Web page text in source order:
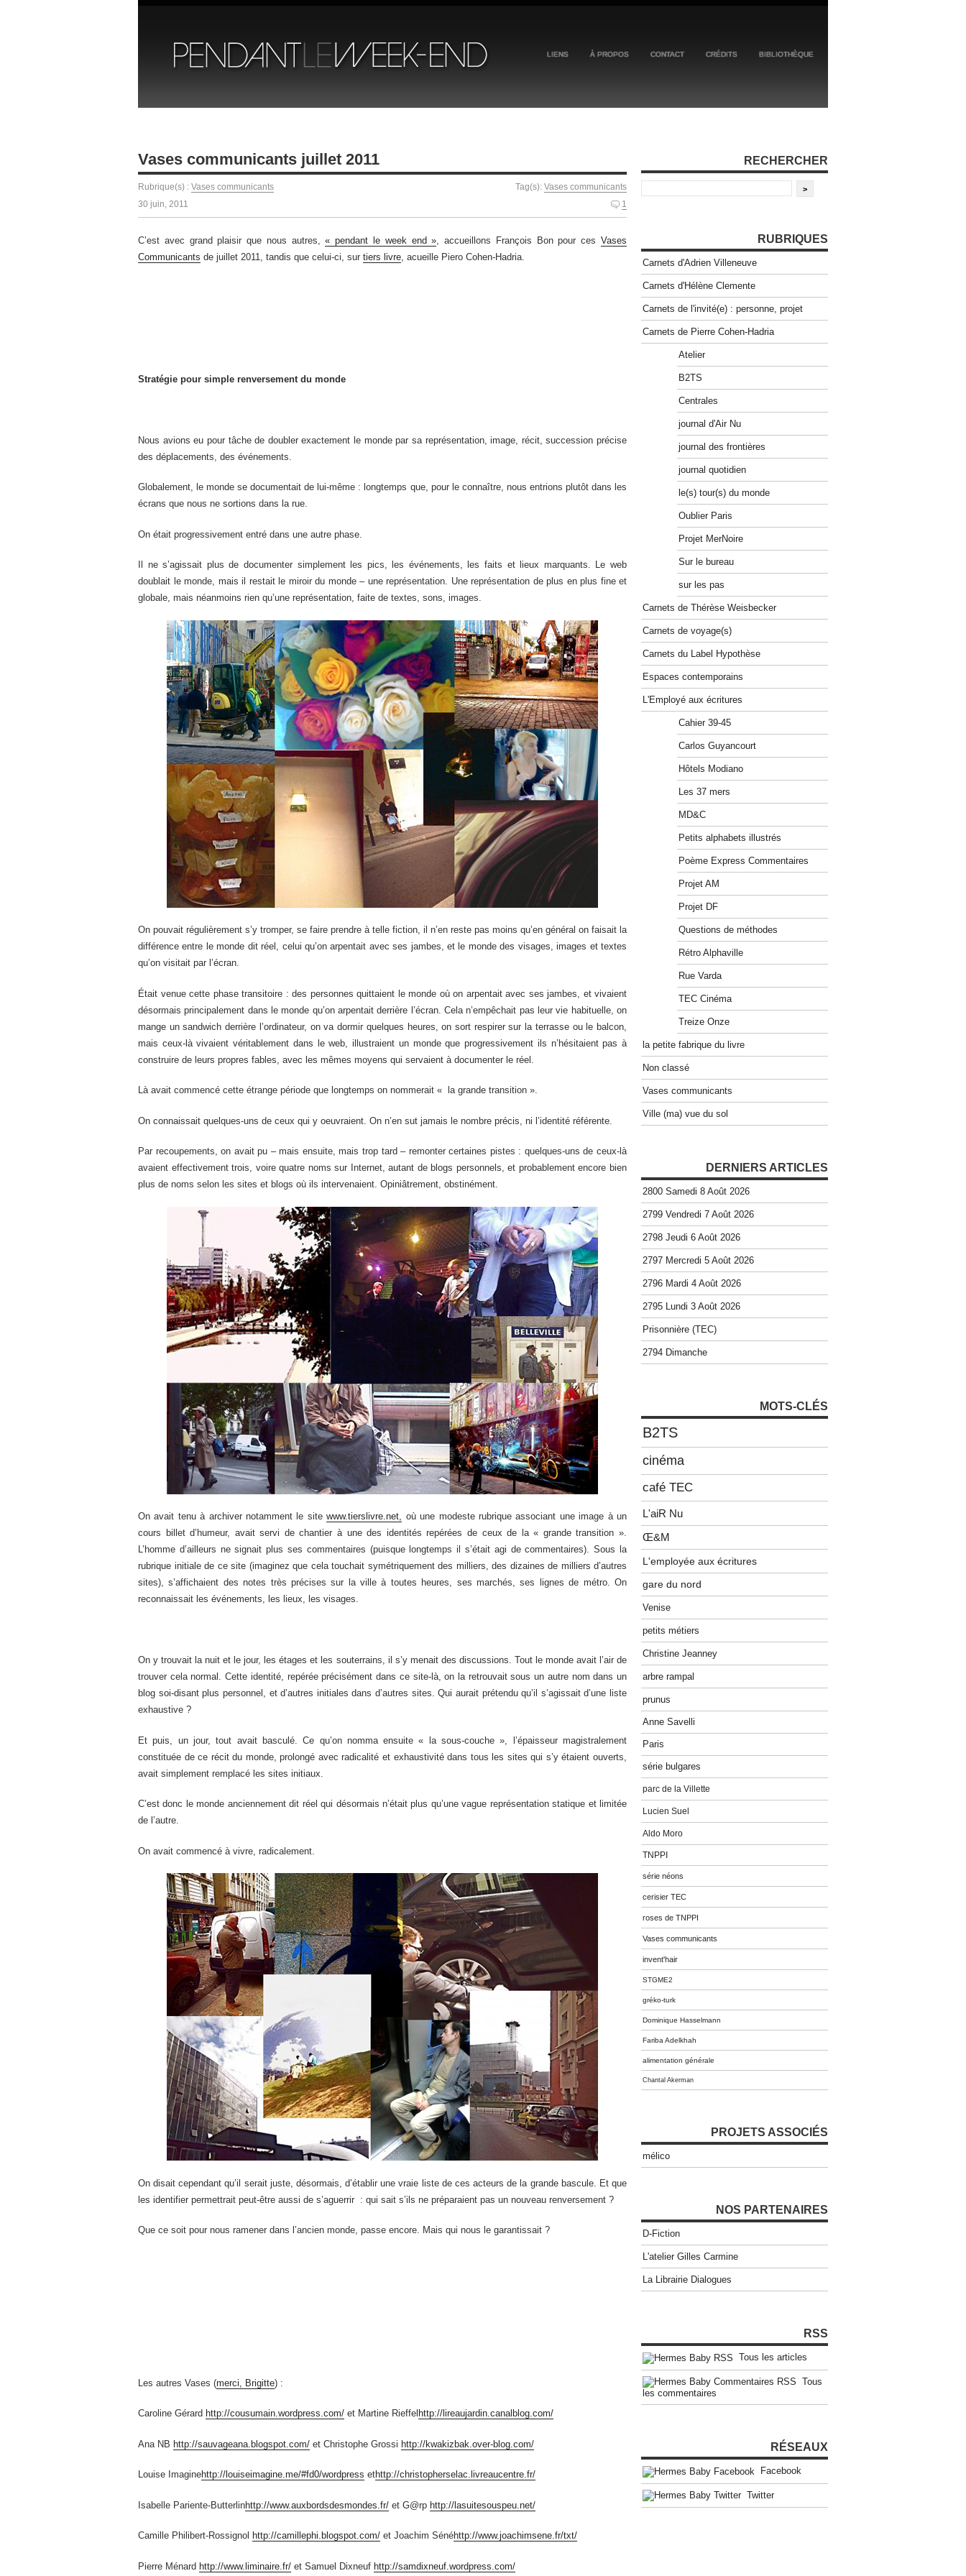
LIENS À PROPOS CONTACT CRÉDITS BIBLIOTHÈQUE
Vases communicants juillet 2011
Rubrique(s) : Vases communicants Tag(s): Vases communicants
30 juin, 2011
1
C’est avec grand plaisir que nous autres,« pendant le week end » , accueillons François Bon pour cesVases
Communicants de juillet 2011, tandis que celui-ci, sur tiers livre , acueille Piero Cohen-Hadria.
Stratégie pour simple renversement du monde
Nous avions eu pour tâche de doubler exactement le monde par sa représentation, image, récit, succession précise
des déplacements, des événements.
Globalement, le monde se documentait de lui-même : longtemps que, pour le connaître, nous entrions plutôt dans les
écrans que nous ne sortions dans la rue.
On était progressivement entré dans une autre phase.
Il ne s’agissait plus de documenter simplement les pics, les événements, les faits et lieux marquants. Le web
doublait le monde, mais il restait le miroir du monde – une représentation. Une représentation de plus en plus fine et
globale, mais néanmoins rien qu’une représentation, faite de textes, sons, images.
On pouvait régulièrement s’y tromper, se faire prendre à telle fiction, il n’en reste pas moins qu’en général on faisait la
différence entre le monde dit réel, celui qu’on arpentait avec ses jambes, et le monde des visages, images et textes
qu’on visitait par l’écran.
Était venue cette phase transitoire : des personnes quittaient le monde où on arpentait avec ses jambes, et vivaient
désormais principalement dans le monde qu’on arpentait derrière l’écran. Cela n’empêchait pas leur vie habituelle, on
mange un sandwich derrière l’ordinateur, on va dormir quelques heures, on sort respirer sur la terrasse ou le balcon,
mais ceux-là vivaient véritablement dans le web, illustraient un monde que progressivement ils n’hésitaient pas à
construire de leurs propres fables, avec les mêmes moyens qui servaient à documenter le réel.
Là avait commencé cette étrange période que longtemps on nommerait « la grande transition ».
On connaissait quelques-uns de ceux qui y oeuvraient. On n’en sut jamais le nombre précis, ni l’identité référente.
Par recoupements, on avait pu – mais ensuite, mais trop tard – remonter certaines pistes : quelques-uns de ceux-là
avaient effectivement trois, voire quatre noms sur Internet, autant de blogs personnels, et probablement encore bien
plus de noms selon les sites et blogs où ils intervenaient. Opiniâtrement, obstinément.
On avait tenu à archiver notamment le sitewww.tierslivre.net, où une modeste rubrique associant une image à un
cours billet d’humeur, avait servi de chantier à une des identités repérées de ceux de la « grande transition ».
L’homme d’ailleurs ne signait plus ses commentaires (puisque longtemps il s’était agi de commentaires). Sous la
rubrique initiale de ce site (imaginez que cela touchait symétriquement des milliers, des dizaines de milliers d’autres
sites), s’affichaient des notes très précises sur la ville à toutes heures, ses marchés, ses lignes de métro. On
reconnaissait les événements, les lieux, les visages.
On y trouvait la nuit et le jour, les étages et les souterrains, il s’y menait des discussions. Tout le monde avait l’air de
trouver cela normal. Cette identité, repérée précisément dans ce site-là, on la retrouvait sous un autre nom dans un
blog soi-disant plus personnel, et d’autres initiales dans d’autres sites. Qui aurait prétendu qu’il s’agissait d’une liste
exhaustive ?
Et puis, un jour, tout avait basculé. Ce qu’on nomma ensuite « la sous-couche », l’épaisseur magistralement
constituée de ce récit du monde, prolongé avec radicalité et exhaustivité dans tous les sites qui s’y étaient ouverts,
avait simplement remplacé les sites initiaux.
C’est donc le monde anciennement dit réel qui désormais n’était plus qu’une vague représentation statique et limitée
de l’autre.
On avait commencé à vivre, radicalement.
On disait cependant qu’il serait juste, désormais, d’établir une vraie liste de ces acteurs de la grande bascule. Et que
les identifier permettrait peut-être aussi de s’aguerrir : qui sait s’ils ne préparaient pas un nouveau renversement ?
Que ce soit pour nous ramener dans l’ancien monde, passe encore. Mais qui nous le garantissait ?
Les autres Vases (merci, Brigitte) :
Caroline Gérard http://cousumain.wordpress.com/ et Martine Rieffel http://lireaujardin.canalblog.com/
Ana NB http://sauvageana.blogspot.com/ et Christophe Grossi http://kwakizbak.over-blog.com/
Louise Imaginehttp://louiseimagine.me/#fd0/wordpress ethttp://christopherselac.livreaucentre.fr/
Isabelle Pariente-Butterlinhttp://www.auxbordsdesmondes.fr/ et G@rp http://lasuitesouspeu.net/
Camille Philibert-Rossignol http://camillephi.blogspot.com/ et Joachim Sénéhttp://www.joachimsene.fr/txt/
Pierre Ménard http://www.liminaire.fr/ et Samuel Dixneuf http://samdixneuf.wordpress.com/
RECHERCHER
RUBRIQUES
Carnets d'Adrien Villeneuve
Carnets d'Hélène Clemente
Carnets de l'invité(e) : personne, projet
Carnets de Pierre Cohen-Hadria
Atelier
B2TS
Centrales
journal d'Air Nu
journal des frontières
journal quotidien
le(s) tour(s) du monde
Oublier Paris
Projet MerNoire
Sur le bureau
sur les pas
Carnets de Thérèse Weisbecker
Carnets de voyage(s)
Carnets du Label Hypothèse
Espaces contemporains
L'Employé aux écritures
Cahier 39-45
Carlos Guyancourt
Hôtels Modiano
Les 37 mers
MD&C
Petits alphabets illustrés
Poème Express Commentaires
Projet AM
Projet DF
Questions de méthodes
Rétro Alphaville
Rue Varda
TEC Cinéma
Treize Onze
la petite fabrique du livre
Non classé
Vases communicants
Ville (ma) vue du sol
DERNIERS ARTICLES
2800 Samedi 8 Août 2026
2799 Vendredi 7 Août 2026
2798 Jeudi 6 Août 2026
2797 Mercredi 5 Août 2026
2796 Mardi 4 Août 2026
2795 Lundi 3 Août 2026
Prisonnière (TEC)
2794 Dimanche
MOTS-CLÉS
B2TS
cinéma
café TEC
L'aiR Nu
Œ&M
L'employée aux écritures
gare du nord
Venise
petits métiers
Christine Jeanney
arbre rampal
prunus
Anne Savelli
Paris
série bulgares
parc de la Villette
Lucien Suel
Aldo Moro
TNPPI
série néons
cerisier TEC
roses de TNPPI
Vases communicants
invent'hair
STGME2
gréko-turk
Dominique Hasselmann
Fariba Adelkhah
alimentation générale
Chantal Akerman
PROJETS ASSOCIÉS
mélico
NOS PARTENAIRES
D-Fiction
L'atelier Gilles Carmine
La Librairie Dialogues
RSS
Tous les articles
Tous
les commentaires
RÉSEAUX
Facebook
Twitter